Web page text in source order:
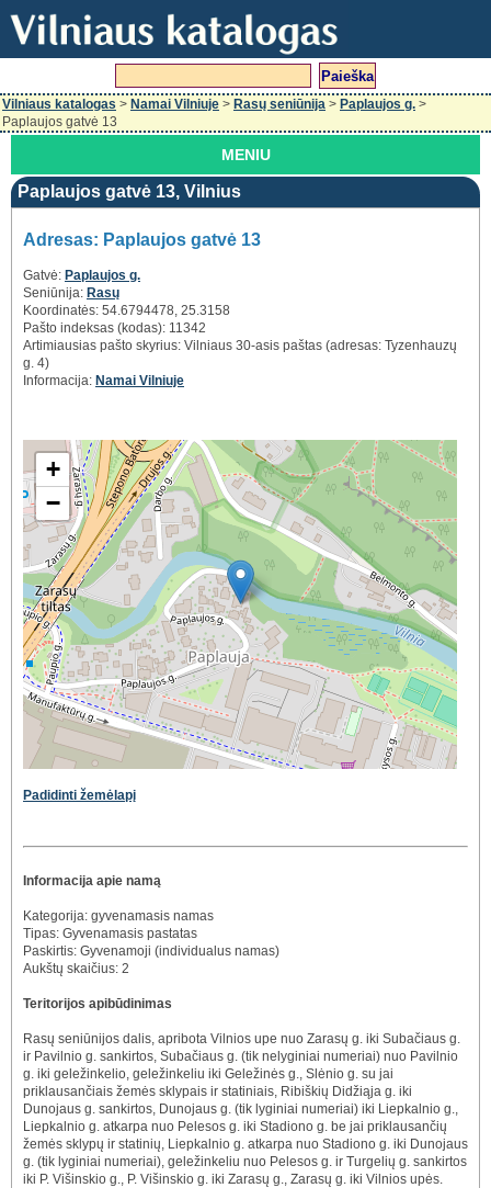
Vilniaus katalogas > Namai Vilniuje > Rasų seniūnija > Paplaujos g. >
Paplaujos gatvė 13
MENIU
Paplaujos gatvė 13, Vilnius
Adresas: Paplaujos gatvė 13
Gatvė: Paplaujos g.
Seniūnija: Rasų
Koordinatės: 54.6794478, 25.3158
Pašto indeksas (kodas): 11342
Artimiausias pašto skyrius: Vilniaus 30-asis paštas (adresas: Tyzenhauzų
g. 4)
Informacija: Namai Vilniuje
+
−
Padidinti žemėlapį
Informacija apie namą
Kategorija: gyvenamasis namas
Tipas: Gyvenamasis pastatas
Paskirtis: Gyvenamoji (individualus namas)
Aukštų skaičius: 2
Teritorijos apibūdinimas
Rasų seniūnijos dalis, apribota Vilnios upe nuo Zarasų g. iki Subačiaus g.
ir Pavilnio g. sankirtos, Subačiaus g. (tik nelyginiai numeriai) nuo Pavilnio
g. iki geležinkelio, geležinkeliu iki Geležinės g., Slėnio g. su jai
priklausančiais žemės sklypais ir statiniais, Ribiškių Didžiąja g. iki
Dunojaus g. sankirtos, Dunojaus g. (tik lyginiai numeriai) iki Liepkalnio g.,
Liepkalnio g. atkarpa nuo Pelesos g. iki Stadiono g. be jai priklausančių
žemės sklypų ir statinių, Liepkalnio g. atkarpa nuo Stadiono g. iki Dunojaus
g. (tik lyginiai numeriai), geležinkeliu nuo Pelesos g. ir Turgelių g. sankirtos
iki P. Višinskio g., P. Višinskio g. iki Zarasų g., Zarasų g. iki Vilnios upės.